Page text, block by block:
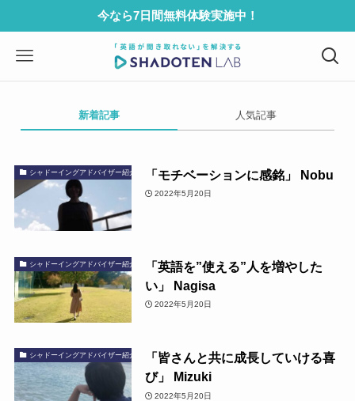
今なら7日間無料体験実施中！
新着記事 人気記事
シャドーイングアドバイザー紹介 「モチベーションに感銘」 Nobu
2022年5月20日
シャドーイングアドバイザー紹介
「英語を”使える”人を増やした
い」 Nagisa
2022年5月20日
シャドーイングアドバイザー紹介
「皆さんと共に成長していける喜
び」 Mizuki
2022年5月20日